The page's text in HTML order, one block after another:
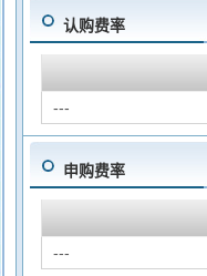
认购费率
---
申购费率
---